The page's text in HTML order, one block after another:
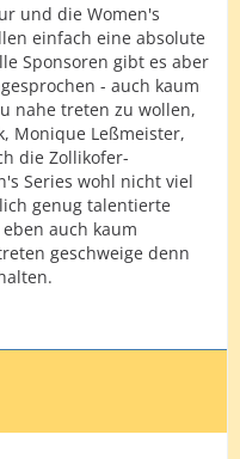
und die Women's
einfach eine absolute
Sponsoren gibt es aber
- auch kaum
nahe treten zu wollen,
Monique Leßmeister,
die Zollikofer-
Series wohl nicht viel
genug talentierte
auch kaum
geschweige denn